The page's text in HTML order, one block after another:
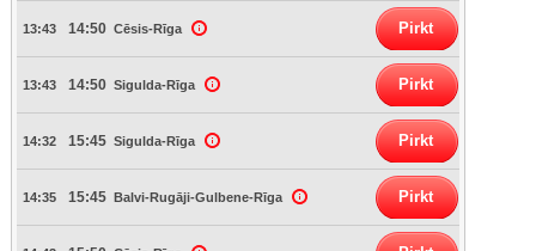
13:43 14:50 Cēsis-Rīga Pirkt
13:43 14:50 Sigulda-Rīga Pirkt
14:32 15:45 Sigulda-Rīga Pirkt
14:35 15:45 Balvi-Rugāji-Gulbene-Rīga Pirkt